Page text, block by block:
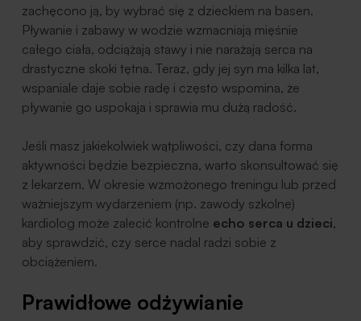
zachęcono ją, by wybrać się z dzieckiem na basen.
Pływanie i zabawy w wodzie wzmacniają mięśnie
całego ciała, odciążają stawy i nie narażają serca na
drastyczne skoki tętna. Teraz, gdy jej syn ma kilka lat,
wspaniale daje sobie radę i często wspomina, że
pływanie go uspokaja i sprawia mu dużą radość.
Jeśli masz jakiekolwiek wątpliwości, czy dana forma
aktywności będzie bezpieczna, warto skonsultować się
z lekarzem. W okresie wzmożonego treningu lub przed
ważniejszym wydarzeniem (np. zawody szkolne)
kardiolog może zalecić kontrolne echo serca u dzieci,
aby sprawdzić, czy serce nadal radzi sobie z
obciążeniem.
Prawidłowe odżywianie